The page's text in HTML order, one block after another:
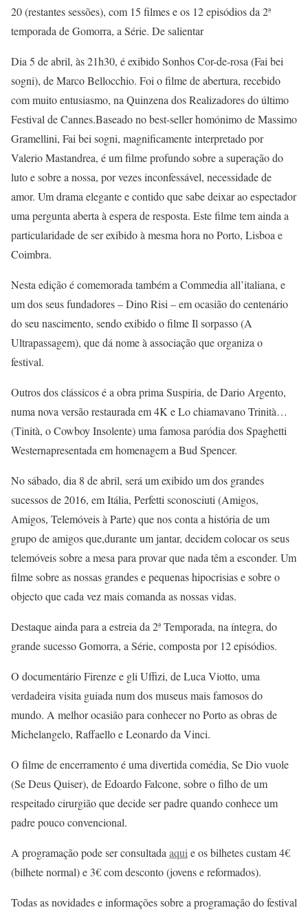
20 (restantes sessões), com 15 filmes e os 12 episódios da 2ª
temporada de Gomorra, a Série. De salientar
Dia 5 de abril, às 21h30, é exibido Sonhos Cor-de-rosa (Fai bei
sogni), de Marco Bellocchio. Foi o filme de abertura, recebido
com muito entusiasmo, na Quinzena dos Realizadores do último
Festival de Cannes.Baseado no best-seller homónimo de Massimo
Gramellini, Fai bei sogni, magnificamente interpretado por
Valerio Mastandrea, é um filme profundo sobre a superação do
luto e sobre a nossa, por vezes inconfessável, necessidade de
amor. Um drama elegante e contido que sabe deixar ao espectador
uma pergunta aberta à espera de resposta. Este filme tem ainda a
particularidade de ser exibido à mesma hora no Porto, Lisboa e
Coimbra.
Nesta edição é comemorada também a Commedia all’italiana, e
um dos seus fundadores – Dino Risi – em ocasião do centenário
do seu nascimento, sendo exibido o filme Il sorpasso (A
Ultrapassagem), que dá nome à associação que organiza o
festival.
Outros dos clássicos é a obra prima Suspiria, de Dario Argento,
numa nova versão restaurada em 4K e Lo chiamavano Trinità…
(Tinità, o Cowboy Insolente) uma famosa paródia dos Spaghetti
Westernapresentada em homenagem a Bud Spencer.
No sábado, dia 8 de abril, será um exibido um dos grandes
sucessos de 2016, em Itália, Perfetti sconosciuti (Amigos,
Amigos, Telemóveis à Parte) que nos conta a história de um
grupo de amigos que,durante um jantar, decidem colocar os seus
telemóveis sobre a mesa para provar que nada têm a esconder. Um
filme sobre as nossas grandes e pequenas hipocrisias e sobre o
objecto que cada vez mais comanda as nossas vidas.
Destaque ainda para a estreia da 2ª Temporada, na íntegra, do
grande sucesso Gomorra, a Série, composta por 12 episódios.
O documentário Firenze e gli Uffizi, de Luca Viotto, uma
verdadeira visita guiada num dos museus mais famosos do
mundo. A melhor ocasião para conhecer no Porto as obras de
Michelangelo, Raffaello e Leonardo da Vinci.
O filme de encerramento é uma divertida comédia, Se Dio vuole
(Se Deus Quiser), de Edoardo Falcone, sobre o filho de um
respeitado cirurgião que decide ser padre quando conhece um
padre pouco convencional.
A programação pode ser consultada aqui e os bilhetes custam 4€
(bilhete normal) e 3€ com desconto (jovens e reformados).
Todas as novidades e informações sobre a programação do festival